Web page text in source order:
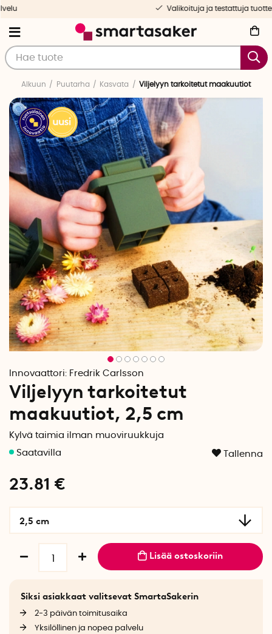
Valikoituja ja testattuja tuotteita
Alkuun Puutarha Kasvata Viljelyyn tarkoitetut maakuutiot
Innovaattori: Fredrik Carlsson
Viljelyyn tarkoitetut
maakuutiot, 2,5 cm
Kylvä taimia ilman muoviruukkuja
Tallenna
23.81 €
2,5 cm
Lisää ostoskoriin
Siksi asiakkaat valitsevat SmartaSakerin
2-3 päivän toimitusaika
Yksilöllinen ja nopea palvelu